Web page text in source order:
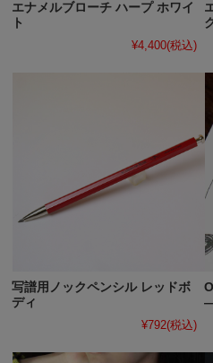
エナメルブローチ ハープ ホワイ
ト
¥4,400(税込)
写譜用ノックペンシル レッドボ
ディ
¥792(税込)